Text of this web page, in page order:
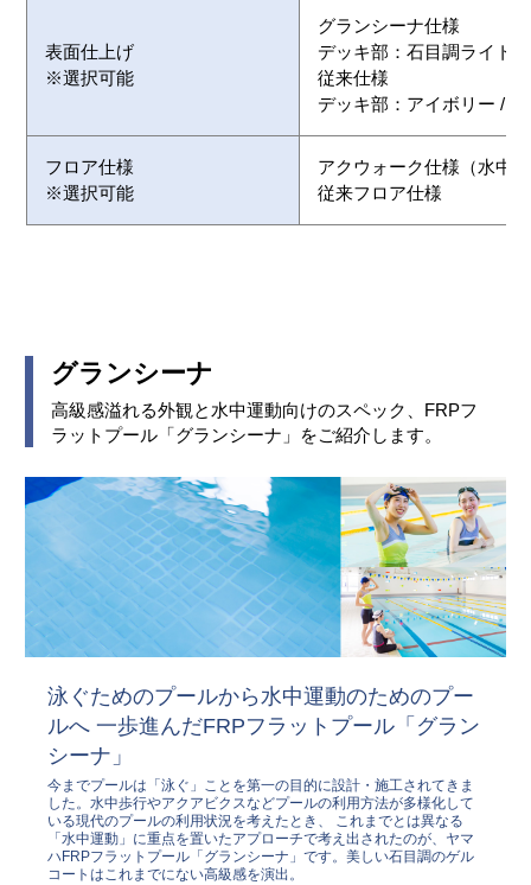
表面仕上げ
※選択可能
グランシーナ仕様
デッキ部：石目調ライト
従来仕様
デッキ部：アイボリー /
フロア仕様
※選択可能
アクウォーク仕様（水中
従来フロア仕様
グランシーナ
高級感溢れる外観と水中運動向けのスペック、FRPフ
ラットプール「グランシーナ」をご紹介します。
泳ぐためのプールから水中運動のためのプー
ルへ 一歩進んだFRPフラットプール「グラン
シーナ」
今までプールは「泳ぐ」ことを第一の目的に設計・施工されてきま
した。水中歩行やアクアビクスなどプールの利用方法が多様化して
いる現代のプールの利用状況を考えたとき、
これまでとは異なる
「水中運動」に重点を置いたアプローチで考え出されたのが、 ヤマ
ハFRPフラットプール「グランシーナ」です。美しい石目調のゲル
コートはこれまでにない高級感を演出。